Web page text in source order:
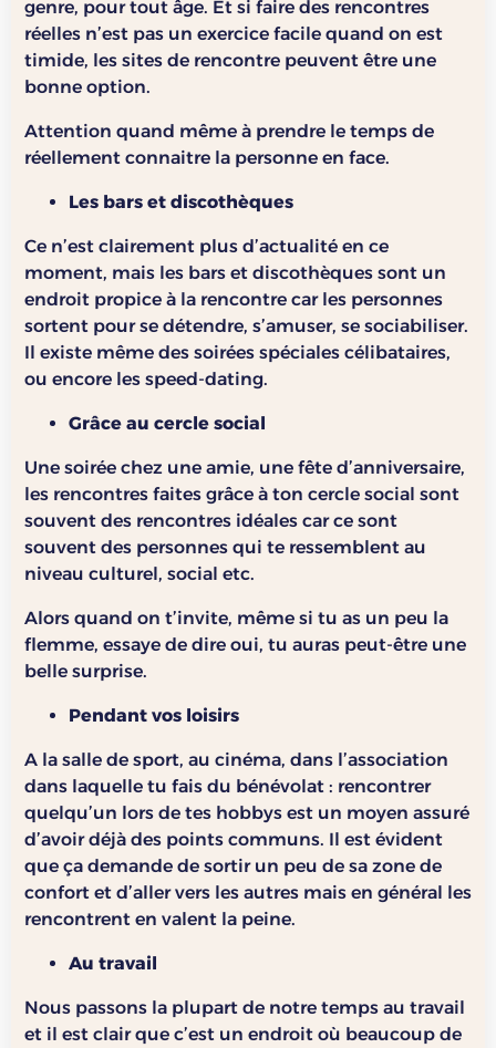
genre, pour tout âge. Et si faire des rencontres
réelles n’est pas un exercice facile quand on est
timide, les sites de rencontre peuvent être une
bonne option.
Attention quand même à prendre le temps de
réellement connaitre la personne en face.
Les bars et discothèques
Ce n’est clairement plus d’actualité en ce
moment, mais les bars et discothèques sont un
endroit propice à la rencontre car les personnes
sortent pour se détendre, s’amuser, se sociabiliser.
Il existe même des soirées spéciales célibataires,
ou encore les speed-dating.
Grâce au cercle social
Une soirée chez une amie, une fête d’anniversaire,
les rencontres faites grâce à ton cercle social sont
souvent des rencontres idéales car ce sont
souvent des personnes qui te ressemblent au
niveau culturel, social etc.
Alors quand on t’invite, même si tu as un peu la
flemme, essaye de dire oui, tu auras peut-être une
belle surprise.
Pendant vos loisirs
A la salle de sport, au cinéma, dans l’association
dans laquelle tu fais du bénévolat : rencontrer
quelqu’un lors de tes hobbys est un moyen assuré
d’avoir déjà des points communs. Il est évident
que ça demande de sortir un peu de sa zone de
confort et d’aller vers les autres mais en général les
rencontrent en valent la peine.
Au travail
Nous passons la plupart de notre temps au travail
et il est clair que c’est un endroit où beaucoup de